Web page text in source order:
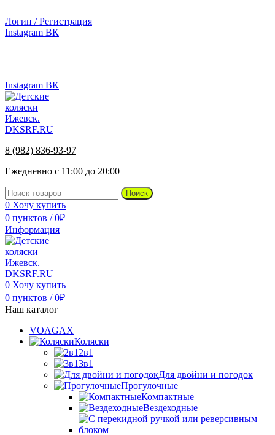
Логин / Регистрация
Instagram ВК
Instagram ВК
8 (982) 836-93-97
Ежедневно с 11:00 до 20:00
Поиск
0 Хочу купить
0 пунктов / 0₽
Информация
0 Хочу купить
0 пунктов / 0₽
Наш каталог
VOAGAX
Коляски
2в1
3в1
Для двойни и погодок
Прогулочные
Компактные
Вездеходные